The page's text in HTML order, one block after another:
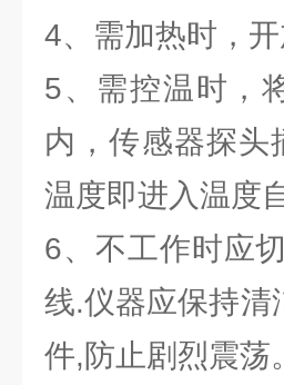
4、需加热时，
5、需控温时，
内，传感器探头
温度即进入温度
6、不工作时应
线.仪器应保持清
件,防止剧烈震荡。